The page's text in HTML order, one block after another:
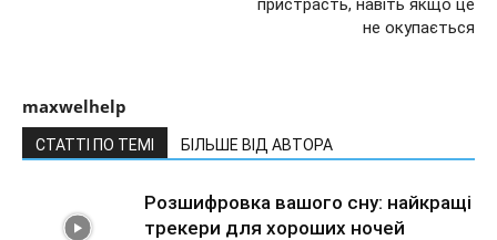
пристрасть, навіть якщо це
не окупається
maxwelhelp
СТАТТІ ПО ТЕМІ БІЛЬШЕ ВІД АВТОРА
Розшифровка вашого сну: найкращі
трекери для хороших ночей